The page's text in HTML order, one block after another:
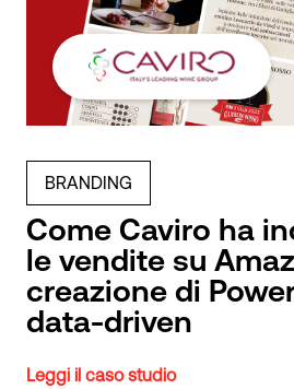
BRANDING
Come Caviro ha
le vendite su
creazione di
data-driven
Leggi il caso studio